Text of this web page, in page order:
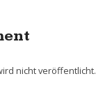
nicht veröffentlicht.